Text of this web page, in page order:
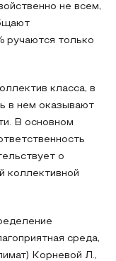
не всем,
ручаются только
класса, в
в нем оказывают
В основном
о
коллективной
среда,
Корневой Л.,